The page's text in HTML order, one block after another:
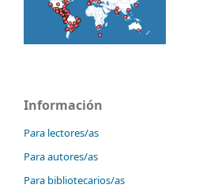
Información
Para lectores/as
Para autores/as
Para bibliotecarios/as